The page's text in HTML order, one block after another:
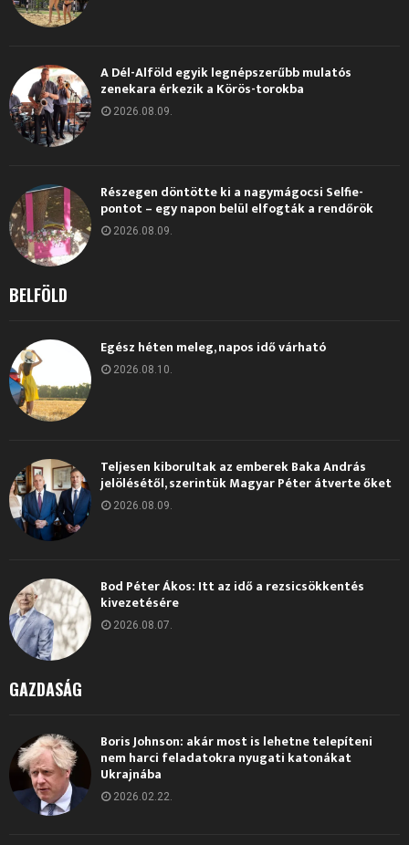
A Dél-Alföld egyik legnépszerűbb mulatós
zenekara érkezik a Körös-torokba
2026.08.09.
Részegen döntötte ki a nagymágocsi Selfie-
pontot – egy napon belül elfogták a rendőrök
2026.08.09.
BELFÖLD
Egész héten meleg, napos idő várható
2026.08.10.
Teljesen kiborultak az emberek Baka András
jelölésétől, szerintük Magyar Péter átverte őket
2026.08.09.
Bod Péter Ákos: Itt az idő a rezsicsökkentés
kivezetésére
2026.08.07.
GAZDASÁG
Boris Johnson: akár most is lehetne telepíteni
nem harci feladatokra nyugati katonákat
Ukrajnába
2026.02.22.